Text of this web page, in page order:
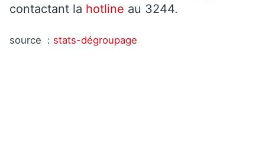
contactant la hotline au 3244.
source : stats-dégroupage